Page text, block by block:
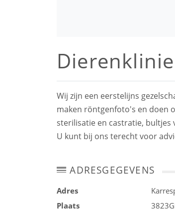
Wij zijn een eerstelijns
maken röntgenfoto's en doen
sterilisatie en castratie, bultjes
U kunt bij ons terecht voor
ADRESGEGEVENS
Adres
Plaats